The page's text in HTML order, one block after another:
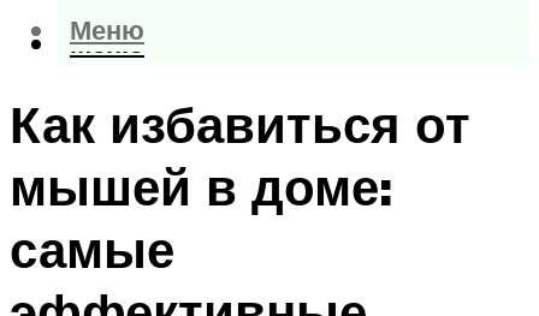
Меню
Меню
Как избавиться от
мышей в доме:
самые